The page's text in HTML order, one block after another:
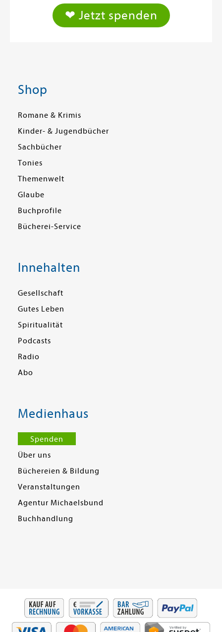
❤ Jetzt spenden
Shop
Romane & Krimis
Kinder- & Jugendbücher
Sachbücher
Tonies
Themenwelt
Glaube
Buchprofile
Bücherei-Service
Innehalten
Gesellschaft
Gutes Leben
Spiritualität
Podcasts
Radio
Abo
Medienhaus
Spenden
Über uns
Büchereien & Bildung
Veranstaltungen
Agentur Michaelsbund
Buchhandlung